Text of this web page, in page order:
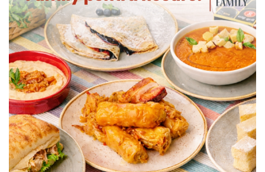
pentru-varstnici/